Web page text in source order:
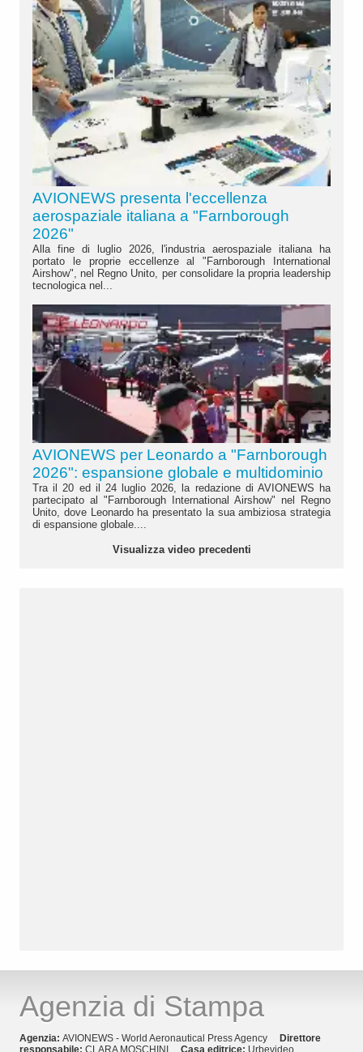
AVIONEWS presenta l'eccellenza
aerospaziale italiana a "Farnborough
2026"
Alla fine di luglio 2026, l'industria aerospaziale italiana ha
portato le proprie eccellenze al "Farnborough International
Airshow", nel Regno Unito, per consolidare la propria leadership
tecnologica nel...
AVIONEWS per Leonardo a "Farnborough
2026": espansione globale e multidominio
Tra il 20 ed il 24 luglio 2026, la redazione di AVIONEWS ha
partecipato al "Farnborough International Airshow" nel Regno
Unito, dove Leonardo ha presentato la sua ambiziosa strategia
di espansione globale....
Visualizza video precedenti
Agenzia di Stampa
Agenzia: AVIONEWS - World Aeronautical Press Agency Direttore
responsabile: CLARA MOSCHINI Casa editrice: Urbevideo